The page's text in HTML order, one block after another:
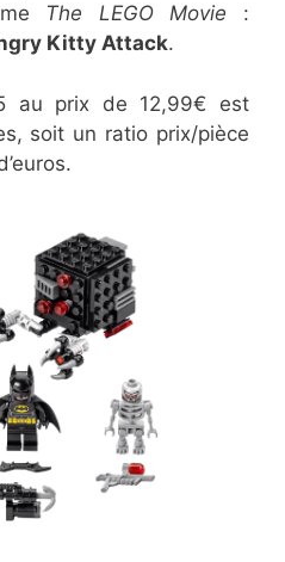
The LEGO Movie :
Kitty Attack.
au prix de 12,99€ est
soit un ratio prix/pièce